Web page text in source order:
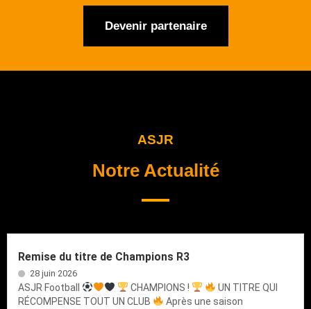
Devenir partenaire
ASJR
Notre Actualité
Remise du titre de Champions R3
28 juin 2026
ASJR Football CHAMPIONS !
UN TITRE QUI
RÉCOMPENSE TOUT UN CLUB
Après une saison